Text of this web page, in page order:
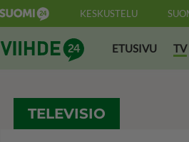
KESKUSTELU
Suomi24 ViihdeETUSIVU TV
TELEVISIO